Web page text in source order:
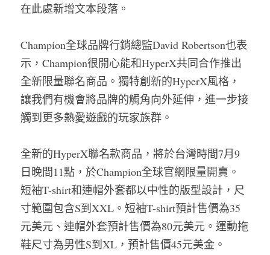
在此處新增文本段落。
Champion全球品牌行銷總監David Robertson也表
示，Champion很開心能和HyperX共同合作推出
全新限量聯名商品。獨特創新的HyperX風格，
讓我們有機會將品牌的觸角向外延伸，進一步接
觸到更多熱愛遊戲的玩家族群。
全新的HyperX聯名款商品，將於台灣時間7月9
日晚間11點，於Champion全球官網限量開賣。
短袖T-shirt和連帽外套都以中性的版型設計，尺
寸範圍包含S到XXL。短袖T-shirt預計售價為35
元美元、連帽外套預計售價為80元美元。運動拖
鞋尺寸為男性S到XL，預計售價45元美金。